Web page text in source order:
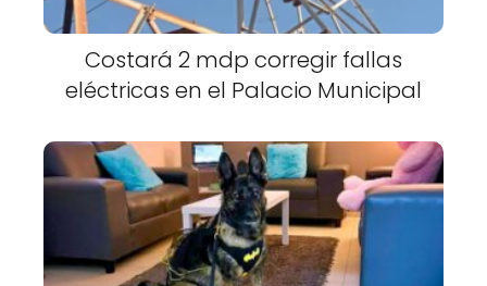
Costará 2 mdp corregir fallas
eléctricas en el Palacio Municipal